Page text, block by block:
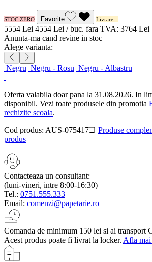
STOC ZERO Favorite Livrare: -
5554 Lei 4554 Lei / buc. fara TVA: 3764 Lei
Anunta-ma cand revine in stoc
Alege varianta:
Negru Negru - Rosu Negru - Albastru
Oferta valabila doar pana la 31.08.2026. In
disponibil. Vezi toate produsele din promotia
rechizite scoala.
Cod produs: AUS-075417 Produse
produs
Contacteaza un consultant:
(luni-vineri, intre 8:00-16:30)
Tel.: 0751.555.333
Email: comenzi@papetarie.ro
Comanda de minimum 150 lei si ai transport
Acest produs poate fi livrat la locker. Afla